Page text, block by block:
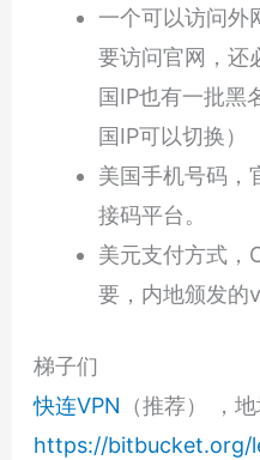
一个可以访问外
要访问官网，还
国IP也有一批黑
国IP可以切换）
美国手机号码，
接码平台。
美元支付方式，
要，内地颁发的
梯子们
快连VPN （推荐） ，地
https://bitbucket.org/